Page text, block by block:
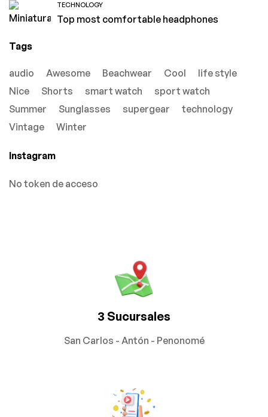
TECHNOLOGY
Top most comfortable headphones
Tags
audio Awesome Beachwear Cool
life style
Nice
Shorts smart watch
sport watch
Summer
Sunglasses supergear
technology
Vintage
Winter
Instagram
No token de acceso
3 Sucursales
San Carlos - Antón - Penonomé